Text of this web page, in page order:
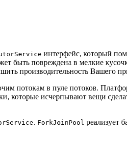
интерфейс, который
быть повреждена в мелкие
производительность Вашего
потокам в пуле потоков.
которые исчерпывают вещи
. ForkJoinPool реализует